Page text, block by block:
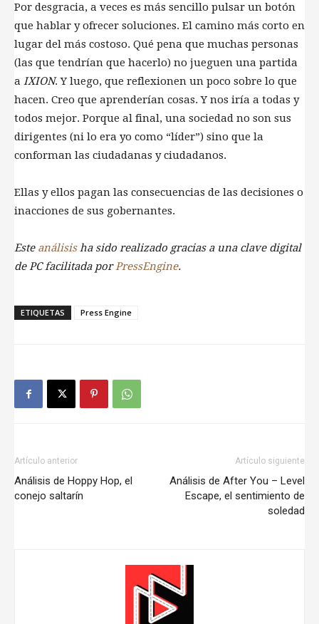
Por desgracia, a veces es más sencillo pulsar un botón
que hablar y ofrecer soluciones. El camino más corto en
lugar del más costoso. Qué pena que muchas personas
(las que tendrían que hacerlo) no jueguen una partida
a IXION. Y luego, que reflexionen un poco sobre lo que
hacen. Creo que aprenderían cosas. Y nos iría a todas y
todos mejor. Porque al final, una sociedad no son sus
dirigentes (ni lo era yo como “líder”) sino que la
conforman las ciudadanas y ciudadanos.
Ellas y ellos pagan las consecuencias de las decisiones o
inacciones de sus gobernantes.
Este análisisha sido realizado gracias a una clave digital
de PC facilitada porPressEngine.
ETIQUETAS Press Engine
Artículo anterior
Análisis de Hoppy Hop, el
conejo saltarín
Artículo siguiente
Análisis de After You – Level
Escape, el sentimiento de
soledad